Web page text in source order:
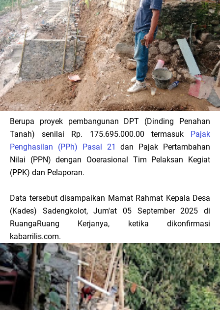
Berupa proyek pembangunan DPT (Dinding Penahan
Tanah) senilai Rp. 175.695.000.00 termasuk Pajak
Penghasilan (PPh) Pasal 21
dan Pajak Pertambahan
Nilai (PPN) dengan Ooerasional Tim Pelaksan Kegiat
(PPK) dan Pelaporan.
Data tersebut disampaikan Mamat Rahmat Kepala Desa
(Kades) Sadengkolot, Jum'at 05 September 2025 di
RuangaRuang Kerjanya, ketika dikonfirmasi
kabarrilis.com.